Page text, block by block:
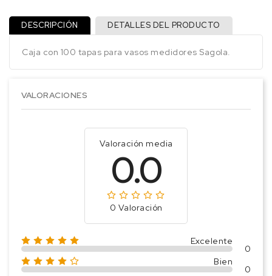
DESCRIPCIÓN DETALLES DEL PRODUCTO
Caja con 100 tapas para vasos medidores Sagola.
VALORACIONES
Valoración media
0.0
0 Valoración
Excelente
0
Bien
0